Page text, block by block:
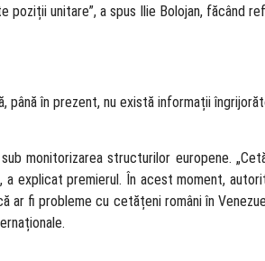
poziții unitare”, a spus Ilie Bolojan, făcând
în prezent, nu există informații
monitorizarea structurilor europene.
explicat premierul. În acest moment,
ar fi probleme cu cetățeni români în